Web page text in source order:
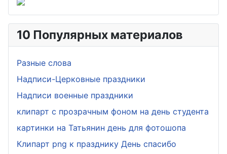
10 Популярных материалов
Разные слова
Надписи-Церковные праздники
Надписи военные праздники
клипарт с прозрачным фоном на день студента
картинки на Татьянин день для фотошопа
Клипарт png к празднику День спасибо